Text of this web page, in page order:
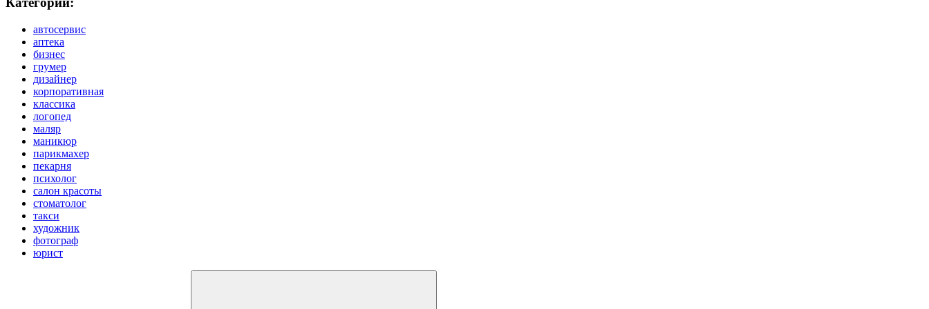
автосервис
аптека
бизнес
грумер
дизайнер
корпоративная
классика
логопед
маляр
маникюр
парикмахер
пекарня
психолог
салон красоты
стоматолог
такси
художник
фотограф
юрист